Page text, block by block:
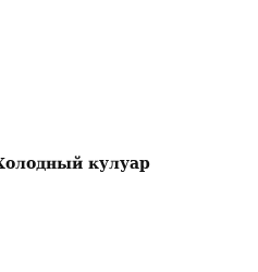
кулуар